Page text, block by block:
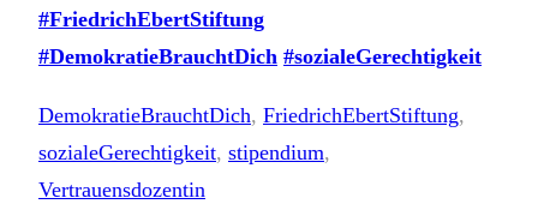
#FriedrichEbertStiftung
#DemokratieBrauchtDich #sozialeGerechtigkeit
DemokratieBrauchtDich, FriedrichEbertStiftung
sozialeGerechtigkeit, stipendium
Vertrauensdozentin